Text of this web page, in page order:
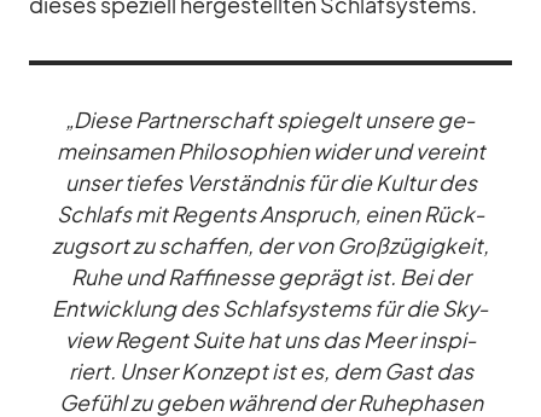
„Diese Part­ner­schaft spie­gelt un­sere ge­
mein­sa­men Phi­lo­so­phien wi­der und ver­eint
un­ser tie­fes Ver­ständ­nis für die Kul­tur des
Schlafs mit Re­gents An­spruch, ei­nen Rück­
zugs­ort zu schaf­fen, der von Groß­zü­gig­keit,
Ruhe und Raf­fi­nesse ge­prägt ist. Bei der
Ent­wick­lung des Schlaf­sys­tems für die Sky­
view Re­gent Suite hat uns das Meer in­spi­
riert. Un­ser Kon­zept ist es, dem Gast das
Ge­fühl zu ge­ben wäh­rend der Ru­he­pha­sen